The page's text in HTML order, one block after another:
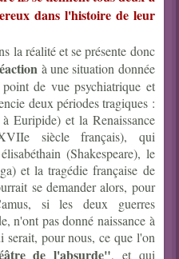
dans l'histoire de leur
la réalité et se présente donc
à une situation donnée
de vue psychiatrique et
deux périodes tragiques :
Euripide) et la Renaissance
siècle français), qui
(Shakespeare), le
et la tragédie française de
se demander alors, pour
si les deux guerres
n'ont pas donné naissance à
serait, pour nous, ce que l'on
de l'absurde", et qui